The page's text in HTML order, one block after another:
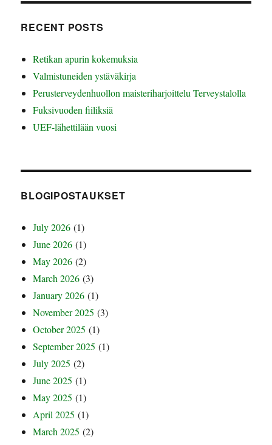
RECENT POSTS
Retikan apurin kokemuksia
Valmistuneiden ystäväkirja
Perusterveydenhuollon maisteriharjoittelu Terveystalolla
Fuksivuoden fiiliksiä
UEF-lähettilään vuosi
BLOGIPOSTAUKSET
July 2026 (1)
June 2026 (1)
May 2026 (2)
March 2026 (3)
January 2026 (1)
November 2025 (3)
October 2025 (1)
September 2025 (1)
July 2025 (2)
June 2025 (1)
May 2025 (1)
April 2025 (1)
March 2025 (2)